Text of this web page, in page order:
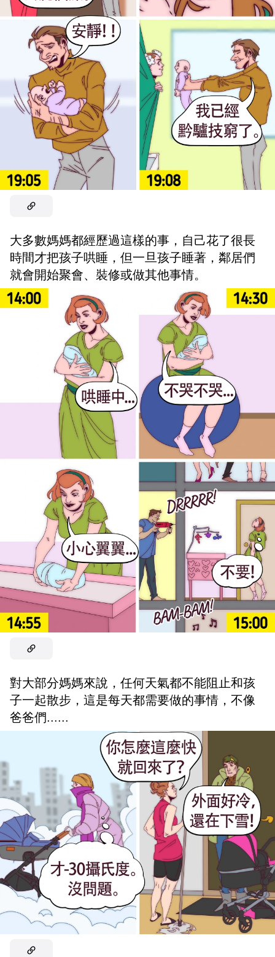
大多數媽媽都經歷過這樣的事，自己花了很長
時間才把孩子哄睡，但一旦孩子睡著，鄰居們
就會開始聚會、裝修或做其他事情。
對大部分媽媽來說，任何天氣都不能阻止和孩
子一起散步，這是每天都需要做的事情，不像
爸爸們......